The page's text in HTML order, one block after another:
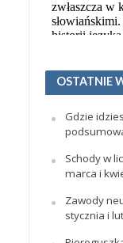
OSTATNIE
Gdzie
Schody w
marca i
Zawody
stycznia i